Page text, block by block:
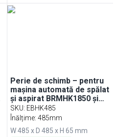
Perie de schimb – pentru
mașina automată de spălat
și aspirat BRMHK1850 și
BRMHK2650
SKU: EBHK485
Înălțime: 485mm
W 485 x D 485 x H 65 mm